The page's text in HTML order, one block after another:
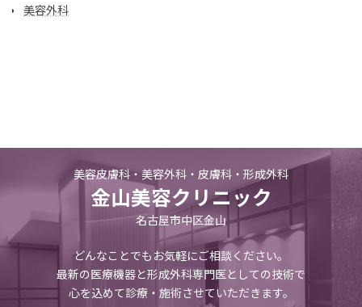
美容外科
美容皮膚科・美容外科・皮膚科・形成外科
金山美容クリニック
名古屋市中区金山
どんなことでもお気軽にご相談ください。
最新の医療機器と形成外科専門医としての技術で
心を込めて診療・施術させていただきます。